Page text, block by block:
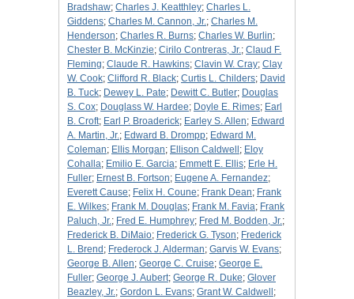
Bradshaw; Charles J. Keatthley; Charles L.
Giddens; Charles M. Cannon, Jr.; Charles M.
Henderson; Charles R. Burns; Charles W. Burlin;
Chester B. McKinzie; Cirilo Contreras, Jr.; Claud F.
Fleming; Claude R. Hawkins; Clavin W. Cray; Clay
W. Cook; Clifford R. Black; Curtis L. Childers; David
B. Tuck; Dewey L. Pate; Dewitt C. Butler; Douglas
S. Cox; Douglass W. Hardee; Doyle E. Rimes; Earl
B. Croft; Earl P. Broaderick; Earley S. Allen; Edward
A. Martin, Jr.; Edward B. Drompp; Edward M.
Coleman; Ellis Morgan; Ellison Caldwell ; Eloy
Cohalla; Emilio E. Garcia; Emmett E. Ellis; Erle H.
Fuller; Ernest B. Fortson; Eugene A. Fernandez;
Everett Cause; Felix H. Coune; Frank Dean; Frank
E. Wilkes; Frank M. Douglas; Frank M. Favia; Frank
Paluch, Jr.; Fred E. Humphrey; Fred M. Bodden, Jr.;
Frederick B. DiMaio; Frederick G. Tyson; Frederick
L. Brend ; Frederock J. Alderman; Garvis W. Evans;
George B. Allen; George C. Cruise; George E.
Fuller; George J. Aubert; George R. Duke; Glover
Beazley, Jr.; Gordon L. Evans; Grant W. Caldwell ;